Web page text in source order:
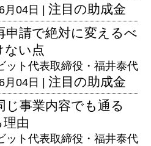
月04日 | 注目の助成金
申請で絶対に変えるべ
ない点
ット代表取締役・福井泰代
月04日 | 注目の助成金
じ事業内容でも通る
由
ット代表取締役・福井泰代